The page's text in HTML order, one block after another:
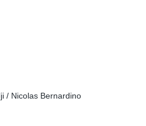
/ Nicolas Bernardino